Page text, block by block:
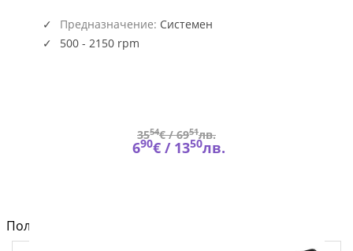
Предназначение: Системен
500 - 2150 rpm
3554€ /6951лв.
690€ / 1350лв.
Полезно от блога за компютри и лаптопи на Fly.bg